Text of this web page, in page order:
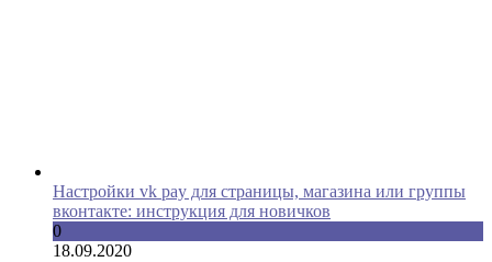
Настройки vk pay для страницы, магазина или группы
вконтакте: инструкция для новичков
0
18.09.2020